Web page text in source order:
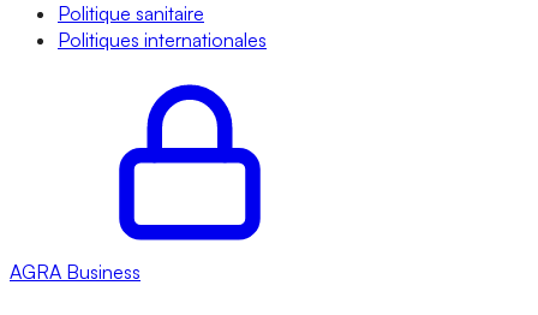
Politique sanitaire
Politiques internationales
AGRA Business